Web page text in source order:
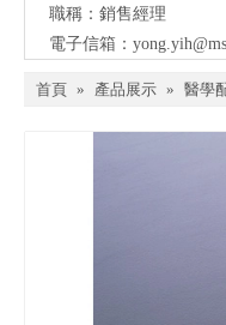
職稱：銷售經理
電子信箱：
首頁 » 產品展示 » 醫學